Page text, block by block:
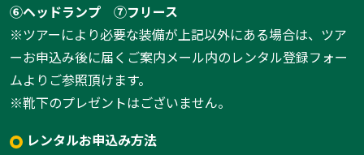
⑥ヘッドランプ
⑦フリース
※ツアーにより必要な装備が上記以外にある場合は、ツア
ーお申込み後に届くご案内メール内のレンタル登録フォー
ムよりご参照頂けます。
※靴下のプレゼントはございません。
レンタルお申込み方法